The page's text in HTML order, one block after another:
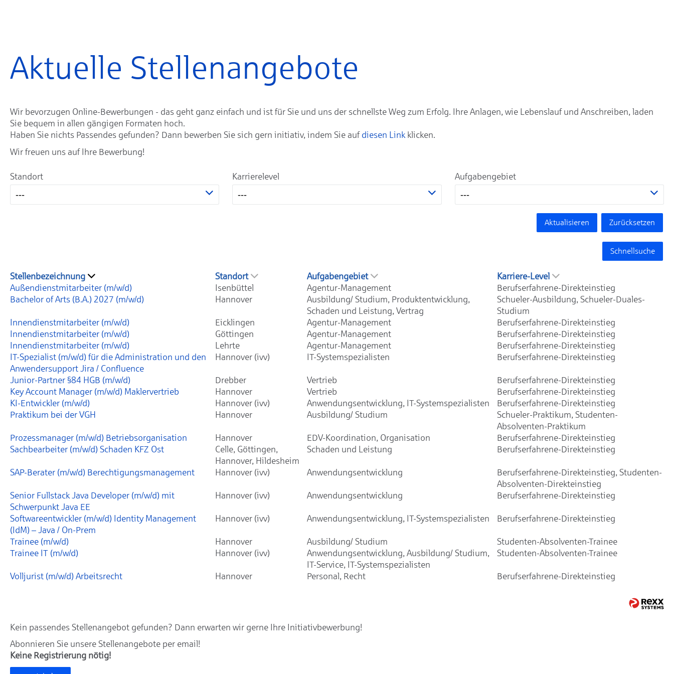
Aktuelle Stellenangebote
Wir bevorzugen Online-Bewerbungen - das geht ganz einfach und ist für Sie und uns der schnellste Weg zum Erfolg. Ihre Anlagen, wie Lebenslauf und Anschreiben, laden
Sie bequem in allen gängigen Formaten hoch.
Haben Sie nichts Passendes gefunden? Dann bewerben Sie sich gern initiativ, indem Sie auf diesen Linkklicken.
Wir freuen uns auf Ihre Bewerbung!
Standort
---
Karrierelevel
---
Aufgabengebiet
---
Aktualisieren Zurücksetzen
Schnellsuche
Stellenbezeichnung Standort Aufgabengebiet
Karriere-Level
Außendienstmitarbeiter (m/w/d)
Isenbüttel Agentur-Management
Berufserfahrene-Direkteinstieg
Bachelor of Arts (B.A.) 2027 (m/w/d)
Hannover
Ausbildung/ Studium, Produktentwicklung,
Schaden und Leistung, Vertrag
Schueler-Ausbildung, Schueler-Duales-
Studium
Innendienstmitarbeiter (m/w/d)
Eicklingen Agentur-Management
Berufserfahrene-Direkteinstieg
Innendienstmitarbeiter (m/w/d)
Göttingen Agentur-Management
Berufserfahrene-Direkteinstieg
Innendienstmitarbeiter (m/w/d)
Lehrte Agentur-Management
Berufserfahrene-Direkteinstieg
IT-Spezialist (m/w/d) für die Administration und den
Anwendersupport Jira / Confluence
Hannover (ivv) IT-Systemspezialisten Berufserfahrene-Direkteinstieg
Junior-Partner §84 HGB (m/w/d) Drebber Vertrieb
Berufserfahrene-Direkteinstieg
Key Account Manager (m/w/d) Maklervertrieb
Hannover Vertrieb
Berufserfahrene-Direkteinstieg
KI-Entwickler (m/w/d)
Hannover (ivv) Anwendungsentwicklung, IT-Systemspezialisten
Berufserfahrene-Direkteinstieg
Praktikum bei der VGH
Hannover Ausbildung/ Studium
Schueler-Praktikum, Studenten-
Absolventen-Praktikum
Prozessmanager (m/w/d) Betriebsorganisation
Hannover EDV-Koordination, Organisation
Berufserfahrene-Direkteinstieg
Sachbearbeiter (m/w/d) Schaden KFZ Ost
Celle, Göttingen,
Hannover, Hildesheim
Schaden und Leistung Berufserfahrene-Direkteinstieg
SAP-Berater (m/w/d) Berechtigungsmanagement Hannover (ivv) Anwendungsentwicklung
Berufserfahrene-Direkteinstieg, Studenten-
Absolventen-Direkteinstieg
Senior Fullstack Java Developer (m/w/d) mit
Schwerpunkt Java EE
Hannover (ivv) Anwendungsentwicklung Berufserfahrene-Direkteinstieg
Softwareentwickler (m/w/d) Identity Management
(IdM) – Java / On-Prem
Hannover (ivv) Anwendungsentwicklung, IT-Systemspezialisten Berufserfahrene-Direkteinstieg
Trainee (m/w/d) Hannover Ausbildung/ Studium
Studenten-Absolventen-Trainee
Trainee IT (m/w/d)
Hannover (ivv)
Anwendungsentwicklung, Ausbildung/ Studium,
IT-Service, IT-Systemspezialisten
Studenten-Absolventen-Trainee
Volljurist (m/w/d) Arbeitsrecht Hannover Personal, Recht Berufserfahrene-Direkteinstieg
Kein passendes Stellenangebot gefunden? Dann erwarten wir gerne Ihre Initiativbewerbung!
Abonnieren Sie unsere Stellenangebote per email!
Keine Registrierung nötig!